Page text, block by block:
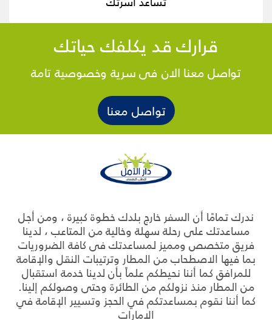
قرارك قد يكلفك حياتك
تواصل معنا الان فى سرية وخصوصية تامة
تواصل معنا
ندرك تمامًا أن السفر خارج بلدك خطوة كبيرة ، ومن أجل
مساعدتك على رحلة سهلة وخالية من المتاعب ، لدينا
فريق متخصص ومميز لمساعدتك فى كافة الضروريات
بما فيها الاصطحاب من المطار وترتيبات النقل والإقامة
للمرافق كما أننا نحيطكم علماً بأن لدينا خدمة استقبال
من المطار منذ نزولكم من الطائرة وحتى وصولكم إلينا.
كما أننا نقوم بمساعدتكم في الحجز وتسيير الإقامة في
الامارات